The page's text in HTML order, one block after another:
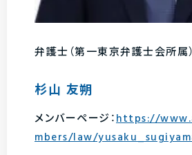
弁護士（第一東京弁護士会所属）
杉山 友朔
メンバーページ：https://
mbers/law/